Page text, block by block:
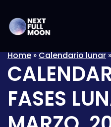
Home»Calendario lunar
FASES